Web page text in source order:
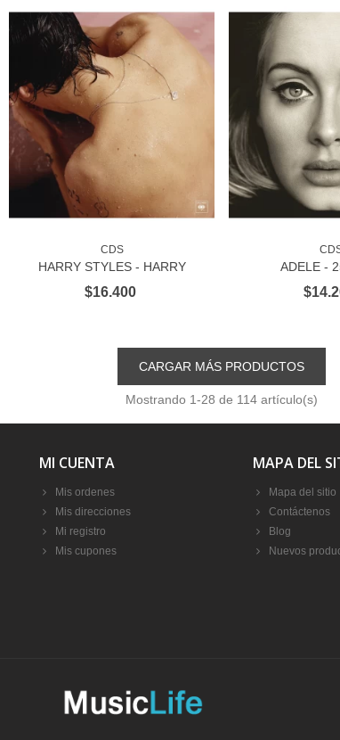
VER MÁS
CDS
HARRY STYLES - HARRY
STYLES - 1CD
$16.400
AÑADIR
ADELE -
CARGAR MÁS PRODUCTOS
Mostrando 1-28 de 114 artículo(s)
MI CUENTA
Mis ordenes
Mis direcciones
Mi registro
Mis cupones
MAPA DEL
Mapa del sitio
Contáctenos
Blog
Nuevos